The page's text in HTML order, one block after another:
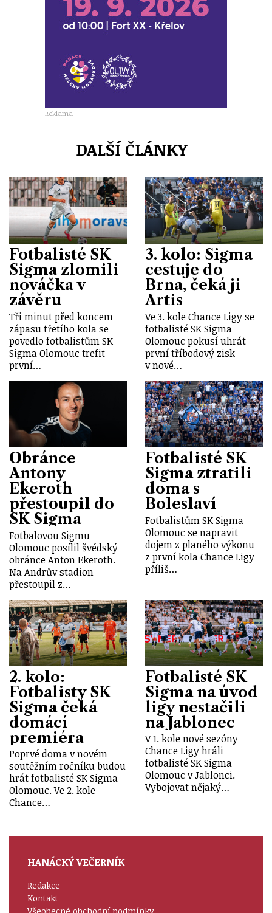
Reklama
DALŠÍ ČLÁNKY
Fotbalisté SK
Sigma zlomili
nováčka v
závěru
Tři minut před koncem
zápasu třetího kola se
povedlo fotbalistům SK
Sigma Olomouc trefit
první…
3. kolo: Sigma
cestuje do
Brna, čeká ji
Artis
Ve 3. kole Chance Ligy se
fotbalisté SK Sigma
Olomouc pokusí uhrát
první tříbodový zisk
v nové…
Obránce
Antony
Ekeroth
přestoupil do
SK Sigma
Fotbalovou Sigmu
Olomouc posílil švédský
obránce Anton Ekeroth.
Na Andrův stadion
přestoupil z…
Fotbalisté SK
Sigma ztratili
doma s
Boleslaví
Fotbalistům SK Sigma
Olomouc se napravit
dojem z planého výkonu
z první kola Chance Ligy
příliš…
2. kolo:
Fotbalisty SK
Sigma čeká
domácí
premiéra
Poprvé doma v novém
soutěžním ročníku budou
hrát fotbalisté SK Sigma
Olomouc. Ve 2. kole
Chance…
Fotbalisté SK
Sigma na úvod
ligy nestačili
na Jablonec
V 1. kole nové sezóny
Chance Ligy hráli
fotbalisté SK Sigma
Olomouc v Jablonci.
Vybojovat nějaký…
HANÁCKÝ VEČERNÍK
Redakce
Kontakt